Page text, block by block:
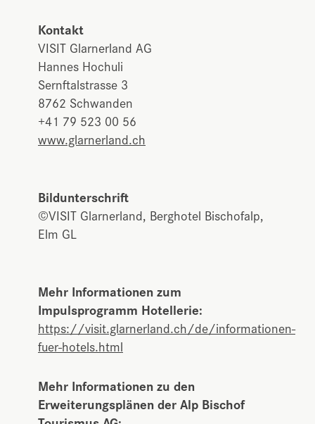
Kontakt
VISIT Glarnerland AG
Hannes Hochuli
Sernftalstrasse 3
8762 Schwanden
+41 79 523 00 56
www.glarnerland.ch
Bildunterschrift
©VISIT Glarnerland, Berghotel Bischofalp,
Elm GL
Mehr Informationen zum
Impulsprogramm Hotellerie:
https://visit.glarnerland.ch/de/informationen-
fuer-hotels.html
Mehr Informationen zu den
Erweiterungsplänen der Alp Bischof